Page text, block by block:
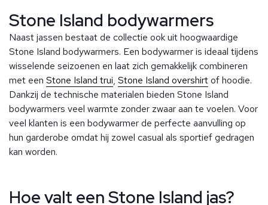
Stone Island bodywarmers
Naast jassen bestaat de collectie ook uit hoogwaardige
Stone Island bodywarmers. Een bodywarmer is ideaal tijdens
wisselende seizoenen en laat zich gemakkelijk combineren
met een Stone Island trui, Stone Island overshirtof hoodie.
Dankzij de technische materialen bieden Stone Island
bodywarmers veel warmte zonder zwaar aan te voelen. Voor
veel klanten is een bodywarmer de perfecte aanvulling op
hun garderobe omdat hij zowel casual als sportief gedragen
kan worden.
Hoe valt een Stone Island jas?